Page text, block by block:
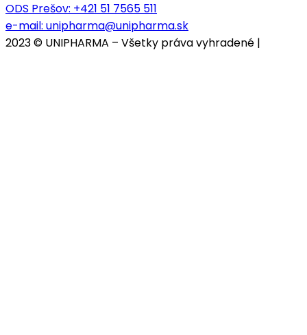
ODS Prešov: +421 51 7565 511
e-mail: unipharma@unipharma.sk
2023 © UNIPHARMA – Všetky práva vyhradené |